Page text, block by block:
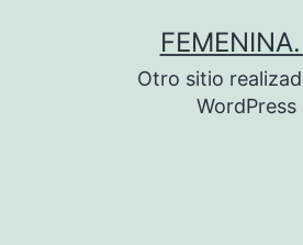
Otro sitio
WordPress